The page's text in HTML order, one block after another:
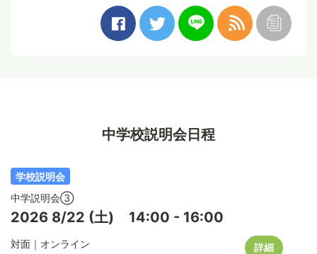
中学校説明会日程
学校説明会
中学説明会③
2026 8/22 (土) 14:00 - 16:00
対面｜オンライン 詳細